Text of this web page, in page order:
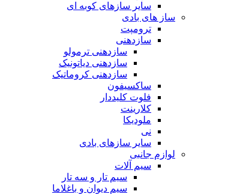
سایر سازهای کوبه ای
ساز های بادی
ترومپت
سازدهنی
سازدهنی ترمولو
سازدهنی دیاتونیک
سازدهنی کروماتیک
ساکسیفون
فلوت کلیددار
کلارینت
ملودیکا
نی
سایر سازهای بادی
لوازم جانبی
سیم آلات
سیم تار و سه تار
سیم دیوان و باغلاما